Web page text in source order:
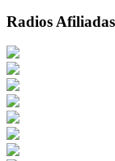
Radios Afiliadas